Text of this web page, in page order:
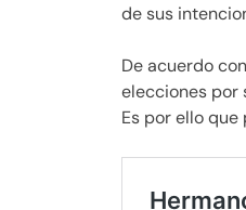
de sus
De acuerdo
elecciones por
Es por ello